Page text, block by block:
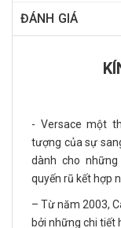
ĐÁNH GIÁ
- Versace một
tượng của sự
dành cho
quyến rũ kết hợp
– Từ năm 2003,
bởi những chi tiết